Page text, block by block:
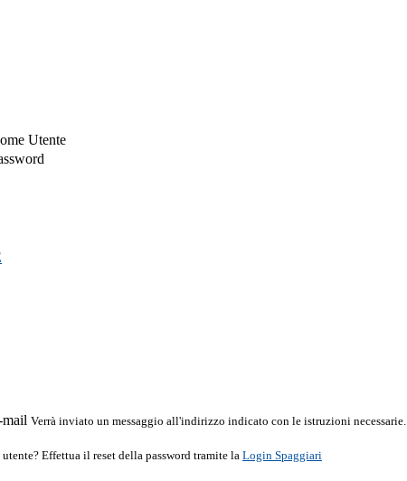
Utente
Verrà inviato un messaggio all'indirizzo indicato con le istruzioni necessarie.
Effettua il reset della password tramite la Login Spaggiari